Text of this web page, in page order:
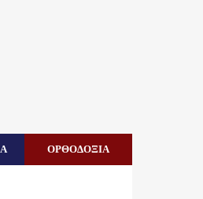
ΟΡΘΟΔΟΞΙΑ